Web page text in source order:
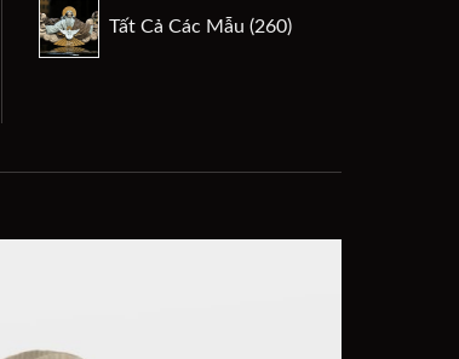
phẩm
Tất Cả Các Mẫu 260
sản